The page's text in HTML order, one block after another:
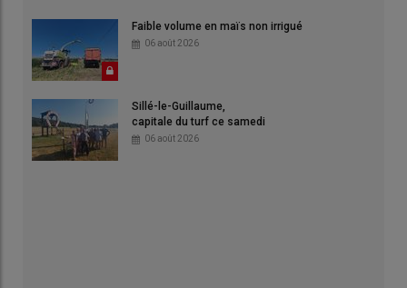
Faible volume en maïs non irrigué
06 août 2026
Sillé-le-Guillaume,
capitale du turf ce samedi
06 août 2026